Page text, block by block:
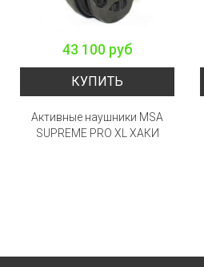
43 100 руб
КУПИТЬ
Активные наушники MSA
SUPREME PRO XL ХАКИ